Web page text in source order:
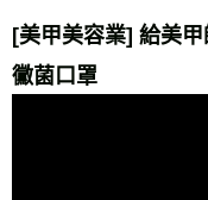
[美甲美容業] 給美
黴菌口罩